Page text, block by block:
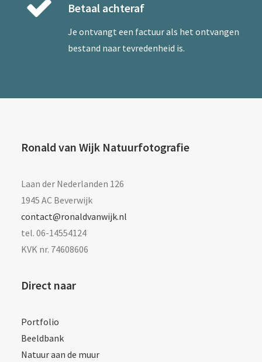
Betaal achteraf
Je ontvangt een factuur als het ontvangen
bestand naar tevredenheid is.
Ronald van Wijk Natuurfotografie
Laan der Nederlanden 126
1945 AC Beverwijk
contact@ronaldvanwijk.nl
tel. 06-14554124
KVK nr. 74608606
Direct naar
Portfolio
Beeldbank
Natuur aan de muur